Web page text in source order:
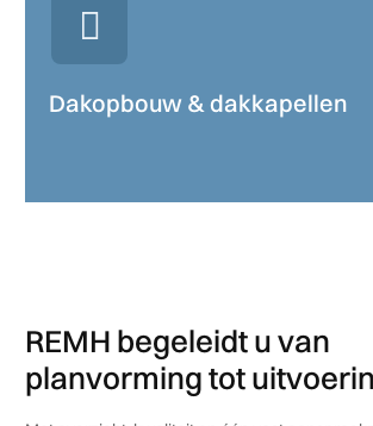
Dakopbouw & dakkapellen
REMH begeleidt u van
planvorming tot